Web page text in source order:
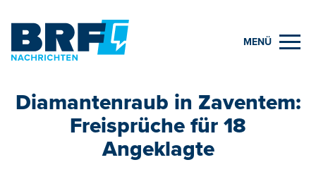
MENÜ
Diamantenraub in Zaventem:
Freisprüche für 18
Angeklagte